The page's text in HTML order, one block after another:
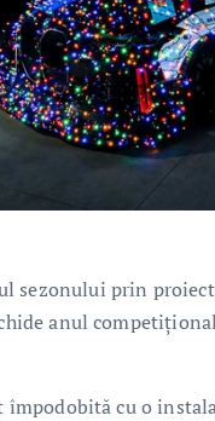
sezonului prin
anul
împodobită cu o